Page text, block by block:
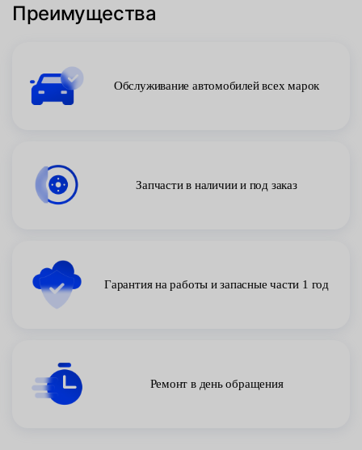
Преимущества
Обслуживание автомобилей всех марок
Запчасти в наличии и под заказ
Гарантия на работы и запасные части 1 год
Ремонт в день обращения